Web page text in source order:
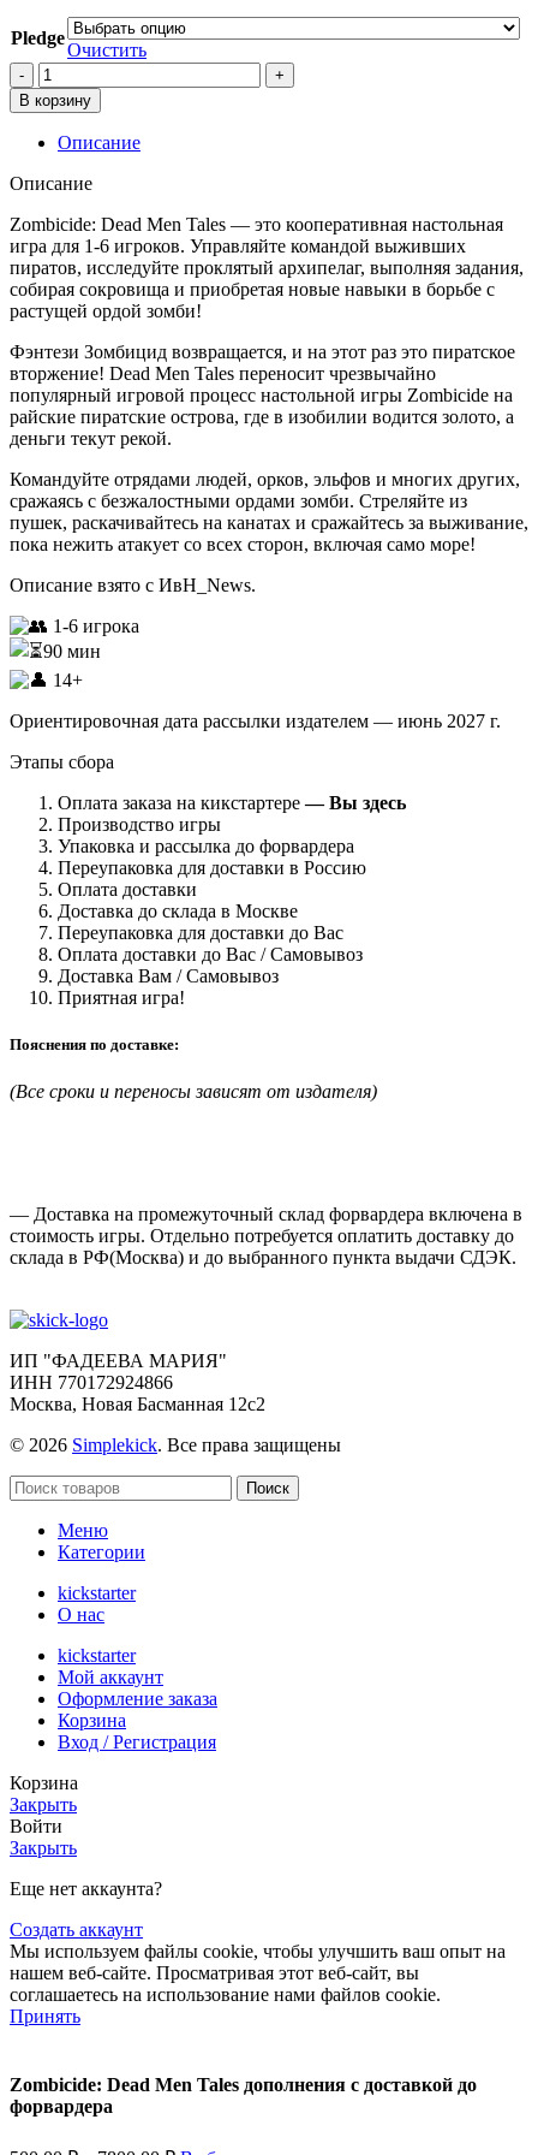
Pledge
Очистить
Количество
товара
Zombicide:
Dead
Men
Tales
с
доставкой
до
форвардера
В корзину
Описание
Описание
Zombicide: Dead Men Tales — это кооперативная настольная
игра для 1-6 игроков. Управляйте командой выживших
пиратов, исследуйте проклятый архипелаг, выполняя задания,
собирая сокровища и приобретая новые навыки в борьбе с
растущей ордой зомби!
Фэнтези Зомбицид возвращается, и на этот раз это пиратское
вторжение! Dead Men Tales переносит чрезвычайно
популярный игровой процесс настольной игры Zombicide на
райские пиратские острова, где в изобилии водится золото, а
деньги текут рекой.
Командуйте отрядами людей, орков, эльфов и многих других,
сражаясь с безжалостными ордами зомби. Стреляйте из
пушек, раскачивайтесь на канатах и сражайтесь за выживание,
пока нежить атакует со всех сторон, включая само море!
Описание взято с ИвН_News.
1-6 игрока
90 мин
14+
Ориентировочная дата рассылки издателем — июнь 2027 г.
Этапы сбора
Оплата заказа на кикстартере— Вы здесь
Производство игры
Упаковка и рассылка до форвардера
Переупаковка для доставки в Россию
Оплата доставки
Доставка до склада в Москве
Переупаковка для доставки до Вас
Оплата доставки до Вас / Самовывоз
Доставка Вам / Самовывоз
Приятная игра!
Пояснения по доставке:
(Все сроки и переносы зависят от издателя)
— Доставка на промежуточный склад форвардера включена в
стоимость игры. Отдельно потребуется оплатить доставку до
склада в РФ(Москва) и до выбранного пункта выдачи СДЭК.
ИП "ФАДЕЕВА МАРИЯ"
ИНН 770172924866
Москва, Новая Басманная 12с2
© 2026 Simplekick. Все права защищены
Поиск
Меню
Категории
kickstarter
О нас
kickstarter
Мой аккаунт
Оформление заказа
Корзина
Вход / Регистрация
Корзина
Закрыть
Войти
Закрыть
Еще нет аккаунта?
Создать аккаунт
Мы используем файлы cookie, чтобы улучшить ваш опыт на
нашем веб-сайте. Просматривая этот веб-сайт, вы
соглашаетесь на использование нами файлов cookie.
Принять
Zombicide: Dead Men Tales дополнения с доставкой до
форвардера